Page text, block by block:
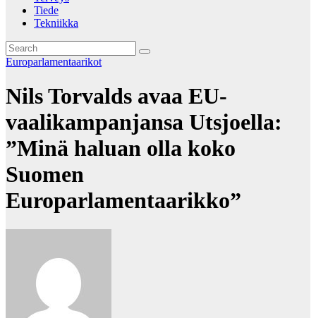
Tiede
Tekniikka
Europarlamentaarikot
Nils Torvalds avaa EU-
vaalikampanjansa Utsjoella:
”Minä haluan olla koko
Suomen
Europarlamentaarikko”